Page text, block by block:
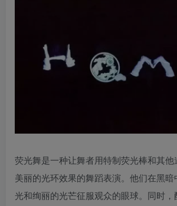
荧光舞是一种让舞者用特制荧光棒和其他
美丽的光环效果的舞蹈表演。他们在黑
光和绚丽的光芒征服观众的眼球。同时